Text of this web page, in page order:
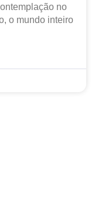
no
o mundo inteiro